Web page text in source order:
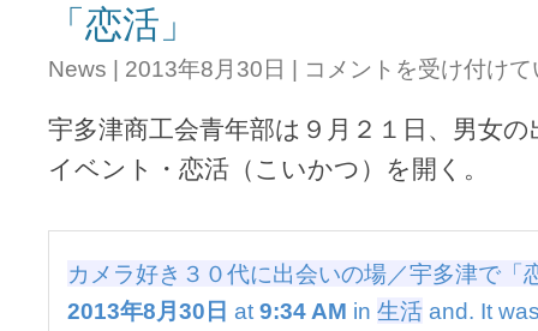
「恋活」
News | 2013年8月30日 | カ
好
き
３
代
出
会
い
コメントを受け付け
宇多津商工会青年部は９月２１日、男女
イベント・恋活（こいかつ）を開く。
カメラ好き３０代に出会いの場／宇多津で「
2013年8月30日 at 9:34 AM in 生活 and. It